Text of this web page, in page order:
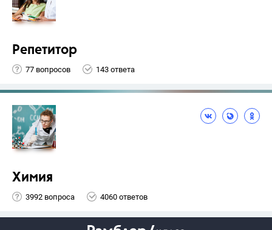
Репетитор
77 вопросов 143 ответа
Химия
3992 вопроса 4060 ответов